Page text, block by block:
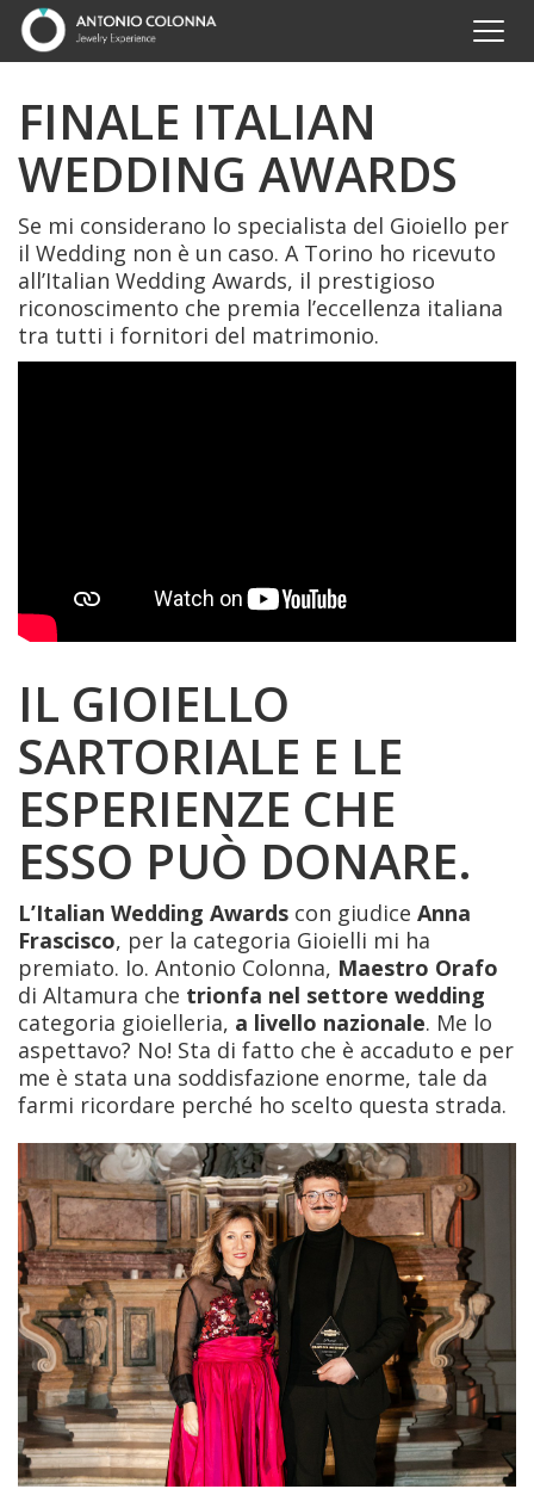
FINALE ITALIAN
WEDDING AWARDS
Se mi considerano lo specialista del Gioiello per
il Wedding non è un caso. A Torino ho ricevuto
all’Italian Wedding Awards, il prestigioso
riconoscimento che premia l’eccellenza italiana
tra tutti i fornitori del matrimonio.
IL GIOIELLO
SARTORIALE E LE
ESPERIENZE CHE
ESSO PUÒ DONARE.
L’Italian Wedding Awards con giudice Anna
Frascisco, per la categoria Gioielli mi ha
premiato. Io. Antonio Colonna, Maestro Orafo
di Altamura che trionfa nel settore wedding
categoria gioielleria, a livello nazionale. Me lo
aspettavo? No! Sta di fatto che è accaduto e per
me è stata una soddisfazione enorme, tale da
farmi ricordare perché ho scelto questa strada.